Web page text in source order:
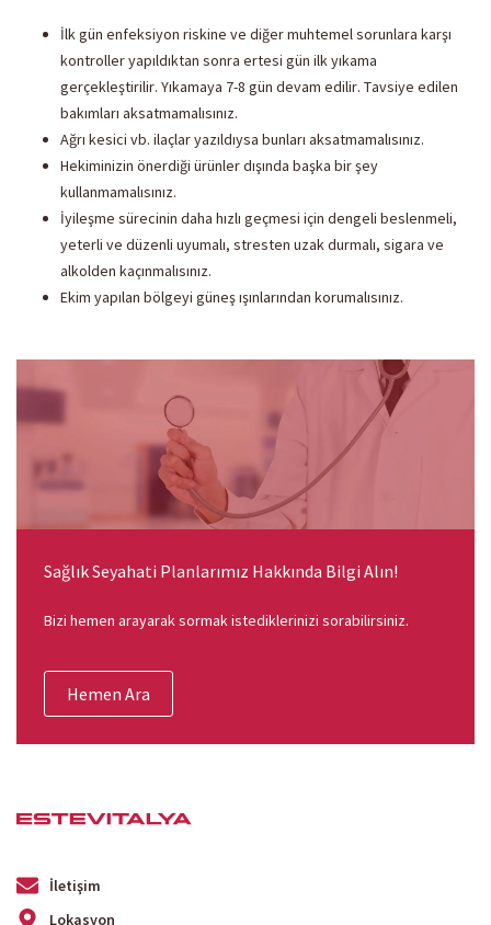
İlk gün enfeksiyon riskine ve diğer muhtemel sorunlara karşı
kontroller yapıldıktan sonra ertesi gün ilk yıkama
gerçekleştirilir. Yıkamaya 7-8 gün devam edilir. Tavsiye edilen
bakımları aksatmamalısınız.
Ağrı kesici vb. ilaçlar yazıldıysa bunları aksatmamalısınız.
Hekiminizin önerdiği ürünler dışında başka bir şey
kullanmamalısınız.
İyileşme sürecinin daha hızlı geçmesi için dengeli beslenmeli,
yeterli ve düzenli uyumalı, stresten uzak durmalı, sigara ve
alkolden kaçınmalısınız.
Ekim yapılan bölgeyi güneş ışınlarından korumalısınız.
Sağlık Seyahati Planlarımız Hakkında Bilgi Alın!
Bizi hemen arayarak sormak istediklerinizi sorabilirsiniz.
Hemen Ara
İletişim
Lokasyon